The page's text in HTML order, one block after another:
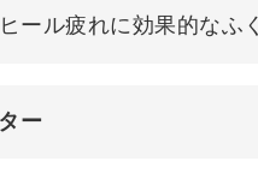
ール疲れに効果的なふ
ー